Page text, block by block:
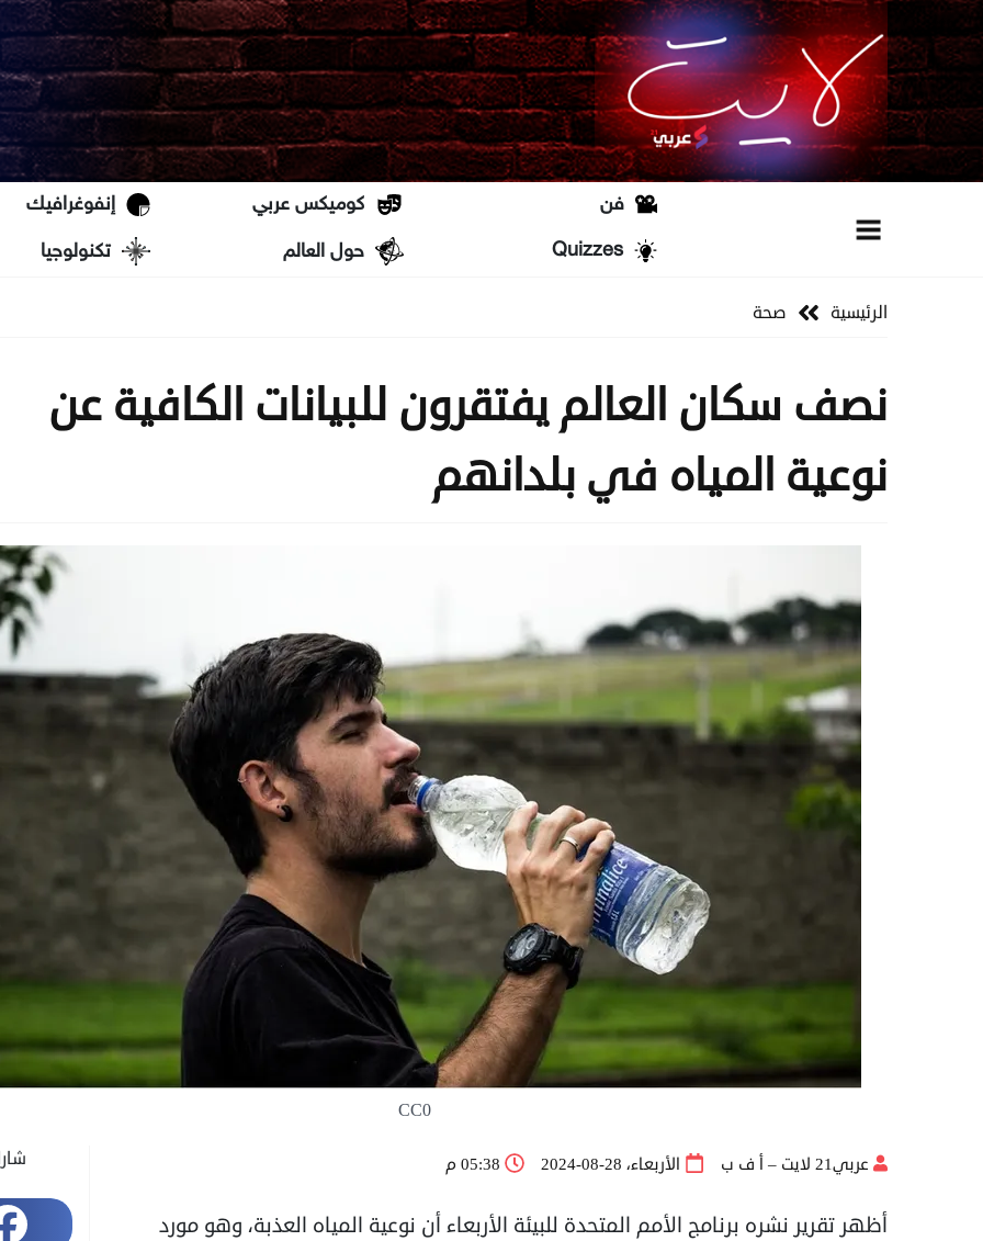
فن كوميكس عربي
إنفوغرافيك
Quizzes
حول العالم تكنولوجيا
الرئيسية صحة
نصف سكان العالم يفتقرون للبيانات الكافية عن
نوعية المياه في بلدانهم
CC0
عربي21 لايت – أ ف ب الأربعاء، 28-08-2024 05:38 م
أظهر تقرير نشره برنامج الأمم المتحدة للبيئة الأربعاء أن نوعية المياه العذبة، وهو مورد
Facebook